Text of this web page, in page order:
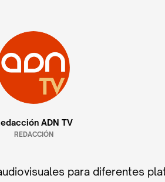
ADN TV
REDACCIÓN
para diferentes